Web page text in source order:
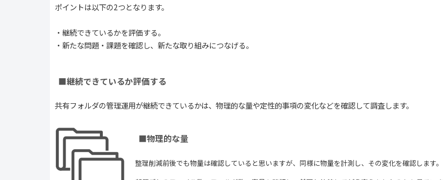
ポイントは以下の2つとなります。
・継続できているかを評価する。
・新たな問題・課題を確認し、新たな取り組みにつなげる。
■継続できているか評価する
共有フォルダの管理運用が継続できているかは、物理的な量や定性的事項の変化などを確認して調査します。
■物理的な量
整理削減前後でも物量は確認していると思いますが、同様に物量を計測し、その変化を確認します。